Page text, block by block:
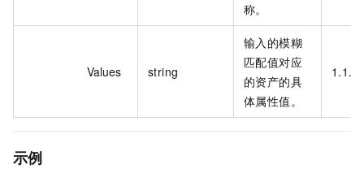
称。
Values string
输入的模糊
匹配值对应
的资产的具
体属性值。
示例